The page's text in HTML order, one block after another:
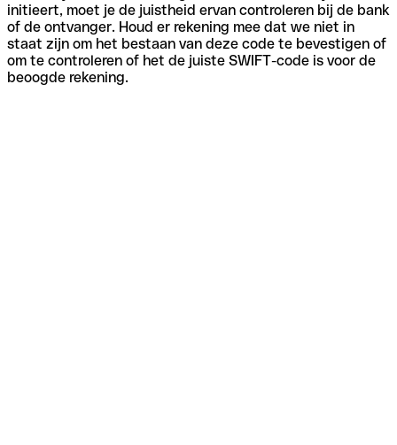
initieert, moet je de juistheid ervan controleren bij de bank
of de ontvanger. Houd er rekening mee dat we niet in
staat zijn om het bestaan van deze code te bevestigen of
om te controleren of het de juiste SWIFT-code is voor de
beoogde rekening.